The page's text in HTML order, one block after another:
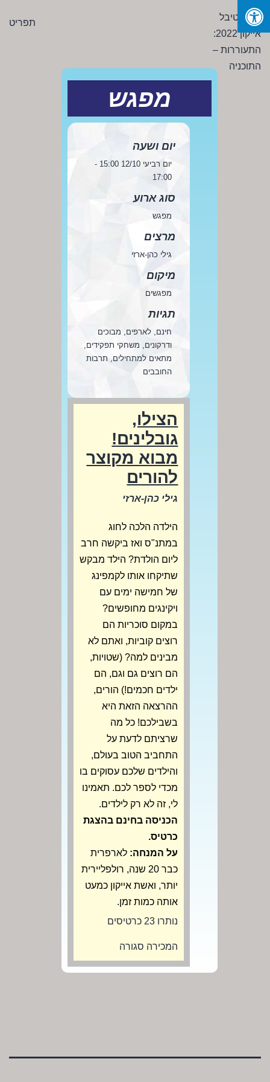
Skip
content
פסטיבל
אייקון
2022:
התעוררות
תפריט
מפגש
יום ושעה
יום רביעי 12/10 15:00 -
17:00
סוג ארוע
מפגש
מרצים
גילי כהן-ארזי
מיקום
מפגשים
תגיות
חינם, לארפים, מבוכים
ודרקונים, משחקי תפקידים,
מתאים למתחילים, תרבות
החובבים
הצילו,
גובלינים!
מבוא מקוצר
להורים
גילי כהן-ארזי
הילדה הלכה לחוג
במתנ"ס ואז ביקשה חרב
ליום הולדת? הילד מבקש
שתיקחו אותו לקמפינג
של חמישה ימים עם
ויקינגים מחופשים?
במקום סוכריות הם
רוצים קוביות, ואתם לא
מבינים למה? (שטויות,
הם רוצים גם וגם, הם
ילדים חכמים!) הורים,
ההרצאה הזאת היא
בשבילכם! כל מה
שרציתם לדעת על
התחביב הטוב בעולם,
והילדים שלכם עסוקים בו
מכדי לספר לכם. תאמינו
לי, זה לא רק לילדים.
הכניסה בחינם בהצגת
כרטיס.
על המנחה: לארפרית
כבר 20 שנה, רולפליירית
יותר, ואשת אייקון כמעט
אותה כמות זמן.
נותרו 23 כרטיסים
המכירה סגורה